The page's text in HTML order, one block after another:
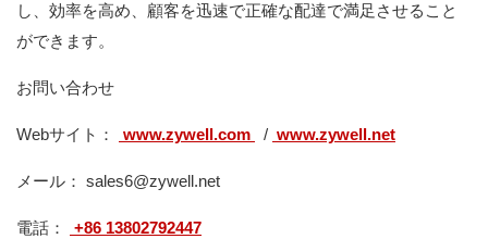
し、効率を高め、顧客を迅速で正確な配達で満足させること
ができます。
お問い合わせ
Webサイト： www.zywell.com / www.zywell.net
メール： sales6@zywell.net
電話： +86 13802792447